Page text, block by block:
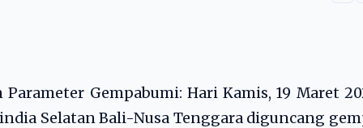
Parameter Gempabumi: Hari Kamis, 19 Maret
Selatan Bali-Nusa Tenggara diguncang